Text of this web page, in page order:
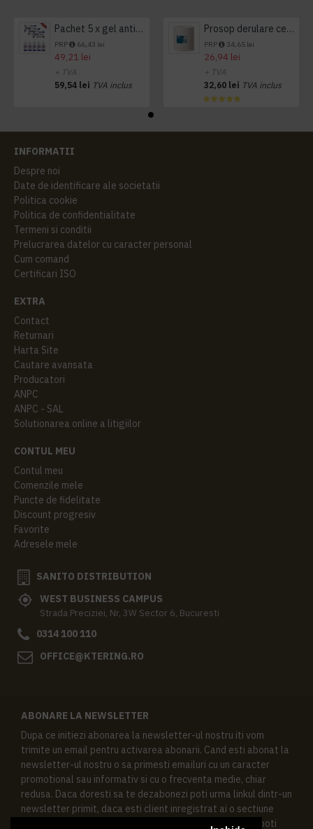
Pachet 5 x gel antibacterian 50ml si 3 x Servetele antibacteriene 48 buc Hygienium
PRP 66,43 lei
49,21 lei
+ TVA
59,54 lei TVA inclus
Prosop derulare centrala 1 pliu, 300 m Tork
PRP 34,65 lei
26,94 lei
+ TVA
32,60 lei TVA inclus
INFORMATII
Despre noi
Date de identificare ale societatii
Politica cookie
Politica de confidentialitate
Termeni si conditii
Prelucrarea datelor cu caracter personal
Cum comand
Certificari ISO
EXTRA
Contact
Returnari
Harta Site
Cautare avansata
Producatori
ANPC
ANPC - SAL
Solutionarea online a litigiilor
CONTUL MEU
Contul meu
Comenzile mele
Puncte de fidelitate
Discount progresiv
Favorite
Adresele mele
SANITO DISTRIBUTION
WEST BUSINESS CAMPUS
Strada Preciziei, Nr, 3W Sector 6, Bucuresti
0314 100 110
OFFICE@KTERING.RO
ABONARE LA NEWSLETTER
Dupa ce initiezi abonarea la newsletter-ul nostru iti vom
trimite un email pentru activarea abonarii. Cand esti abonat la
newsletter-ul nostru o sa primesti emailuri cu un caracter
promotional sau informativ si cu o frecventa medie, chiar
redusa. Daca doresti sa te dezabonezi poti urma linkul dintr-un
newsletter primit, daca esti client inregistrat ai o sectiune
speciala in contul tau in acest scop, si de asemenea ne poti